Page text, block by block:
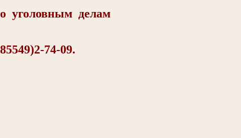
делам
74-09.